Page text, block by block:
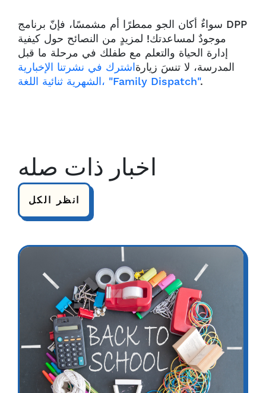
سواءٌ أكان الجو ممطرًا أم مشمسًا، فإنّ برنامج DPP
موجودٌ لمساعدتك! لمزيدٍ من النصائح حول كيفية
إدارة الحياة والتعلم مع طفلك في مرحلة ما قبل
المدرسة، لا تنسَ زيارةاشترك في نشرتنا الإخبارية
الشهرية ثنائية اللغة، "Family Dispatch".
اخبار ذات صله
انظر الكل